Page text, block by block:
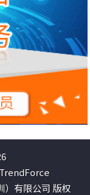
）有限公司 版权